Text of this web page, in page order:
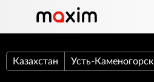
Казахстан Усть-Каменогорск